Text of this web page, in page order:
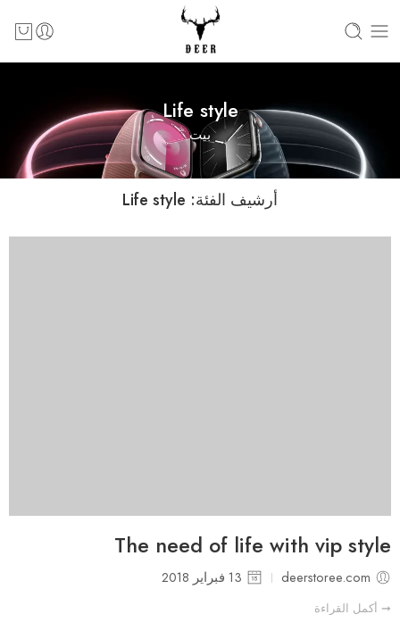
Life style
بيت
أرشيف الفئة: Life style
The need of life with vip style
deerstoree.com 13 فبراير 2018
➞ أكمل القراءة